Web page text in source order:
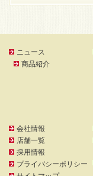
ニュース
商品紹介
会社情報
店舗一覧
採用情報
プライバシーポリシー